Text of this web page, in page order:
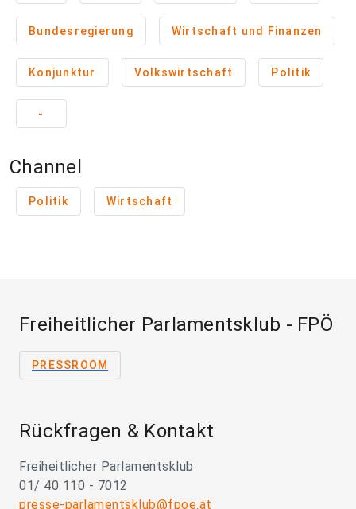
Bundesregierung Wirtschaft und Finanzen
Konjunktur Volkswirtschaft Politik
-
Channel
Politik Wirtschaft
Freiheitlicher Parlamentsklub - FPÖ
PRESSROOM
Rückfragen & Kontakt
Freiheitlicher Parlamentsklub
01/ 40 110 - 7012
presse-parlamentsklub@fpoe.at